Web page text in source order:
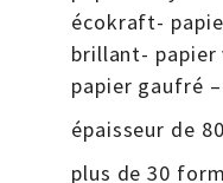
écokraft-
brillant- papier
papier gaufré
épaisseur de
plus de 30